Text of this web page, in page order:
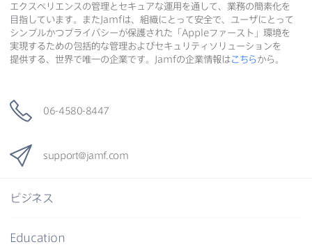
エクスペリエンスの​管理と​セキュアな​運用を​通して、​業務の​簡素化を​
目指しています。​また Jamfは、​組織に​とって​安全で、​ユーザに​とって​
シンプルかつプライバシーが​保護された​「 Appleファースト」環境を​
実現する​ための​包括的な​管理および​セキュリティソリューションを​
提供する、​世界で​唯一の​企業です。
Jamfの​企業情報はこちらから。
06-4580-8447
support@jamf. com
ビジネス
Education